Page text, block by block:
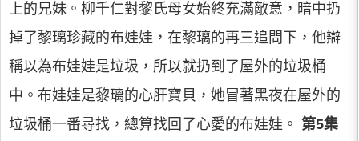
上的兄妹。柳千仁對黎氏母女始終充滿敵意，暗中扔
掉了黎璃珍藏的布娃娃，在黎璃的再三追問下，他辯
稱以為布娃娃是垃圾，所以就扔到了屋外的垃圾桶
中。布娃娃是黎璃的心肝寶貝，她冒著黑夜在屋外的
垃圾桶一番尋找，總算找回了心愛的布娃娃。 第5集